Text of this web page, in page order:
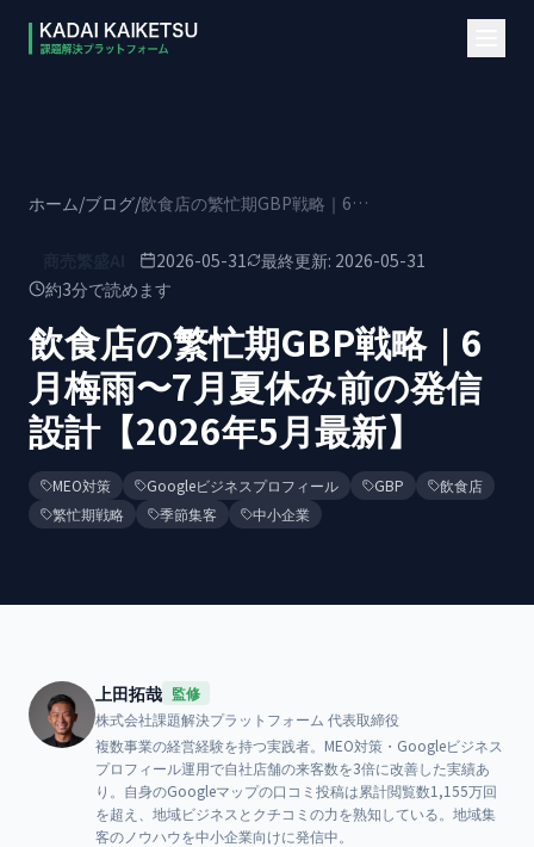
ホーム/ブログ/ 飲食店の繁忙期GBP戦略｜6月梅雨〜7月夏休み前の発信設計【2026年5月最新】
2026-05-31 最終更新: 2026-05-31
約3分で読めます
飲食店の繁忙期GBP戦略｜6
月梅雨〜7月夏休み前の発信
設計【2026年5月最新】
MEO対策 Googleビジネスプロフィール GBP
飲食店
繁忙期戦略
季節集客 中小企業
上田拓哉 監修
株式会社課題解決プラットフォーム 代表取締役
複数事業の経営経験を持つ実践者。MEO対策・Googleビジネス
プロフィール運用で自社店舗の来客数を3倍に改善した実績あ
り。自身のGoogleマップの口コミ投稿は累計閲覧数1,155万回
を超え、地域ビジネスとクチコミの力を熟知している。地域集
客のノウハウを中小企業向けに発信中。